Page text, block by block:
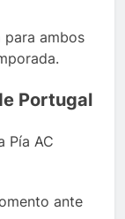
para ambos
Portugal
Pía AC
ante